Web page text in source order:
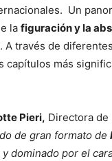
Un
la figuración y la
. A través de
capítulos más
Pieri, Directora de
de gran formato de
dominado por el